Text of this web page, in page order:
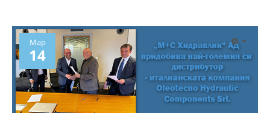
Мар
14